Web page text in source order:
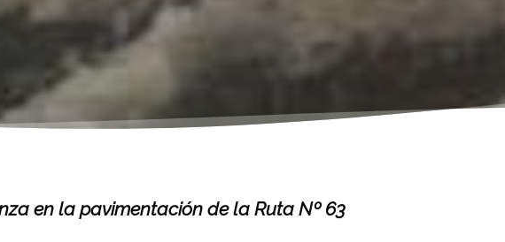
en la pavimentación de la Ruta Nº 63